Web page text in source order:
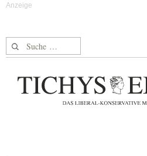
Suche nach: